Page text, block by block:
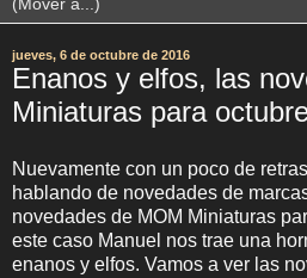
jueves, 6 de octubre de 2016
Enanos y elfos, las
Miniaturas para
Nuevamente con un poco de
hablando de novedades de
novedades de MOM Miniaturas
este caso Manuel nos trae una
enanos y elfos. Vamos a ver las